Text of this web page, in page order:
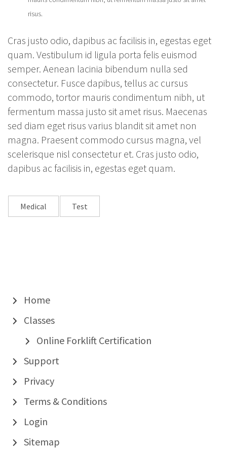
risus.
Cras justo odio, dapibus ac facilisis in, egestas eget
quam. Vestibulum id ligula porta felis euismod
semper. Aenean lacinia bibendum nulla sed
consectetur. Fusce dapibus, tellus ac cursus
commodo, tortor mauris condimentum nibh, ut
fermentum massa justo sit amet risus. Maecenas
sed diam eget risus varius blandit sit amet non
magna. Praesent commodo cursus magna, vel
scelerisque nisl consectetur et. Cras justo odio,
dapibus ac facilisis in, egestas eget quam.
Medical Test
Home
Classes
Online Forklift Certification
Support
Privacy
Terms & Conditions
Login
Sitemap